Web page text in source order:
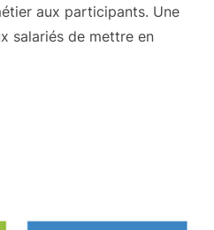
aux participants. Une
salariés de mettre en